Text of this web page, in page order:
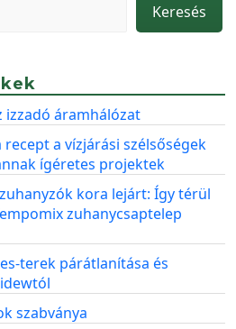
Keresés
izzadó áramhálózat
a vízjárási szélsőségek
ígéretes projektek
kora lejárt: Így térül
zuhanycsaptelep
terek párátlanítása és
szabványa